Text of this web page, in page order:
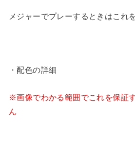
メジャーでプレーするときはこれ
・配色の詳細
※画像でわかる範囲でこれを保証
ん